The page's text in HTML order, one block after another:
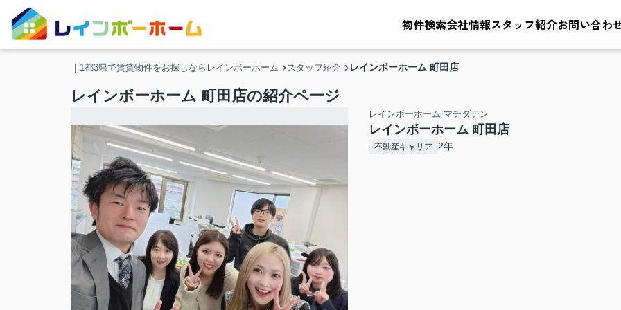
物件検索会社情報スタッフ紹介お問い合わ
｜1都3県で賃貸物件をお探しならレインボーホーム スタッフ紹介 レインボーホーム 町田店
レインボーホーム 町田店の紹介ページ
レインボーホーム マチダテン
レインボーホーム 町田店
不動産キャリア 2年